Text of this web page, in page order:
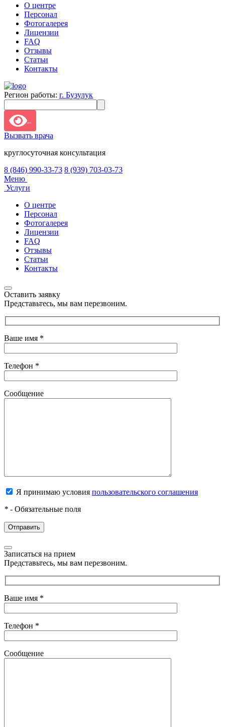
О центре
Персонал
Фотогалерея
Лицензии
FAQ
Отзывы
Статьи
Контакты
Регион работы: г. Бузулук
Вызвать врача
круглосуточная консультация
8 (846) 990-33-73 8 (939) 703-03-73
Меню
Услуги
О центре
Персонал
Фотогалерея
Лицензии
FAQ
Отзывы
Статьи
Контакты
Оставить заявку
Представьтесь, мы вам перезвоним.
Ваше имя *
Телефон *
Сообщение
Я принимаю условия пользовательского соглашения
* - Обязательные поля
Записаться на прием
Представьтесь, мы вам перезвоним.
Ваше имя *
Телефон *
Сообщение